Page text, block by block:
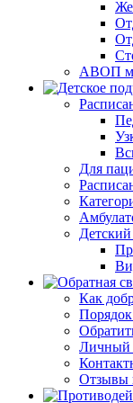
АВОП м-
Для
Как
Личный
Отзывы